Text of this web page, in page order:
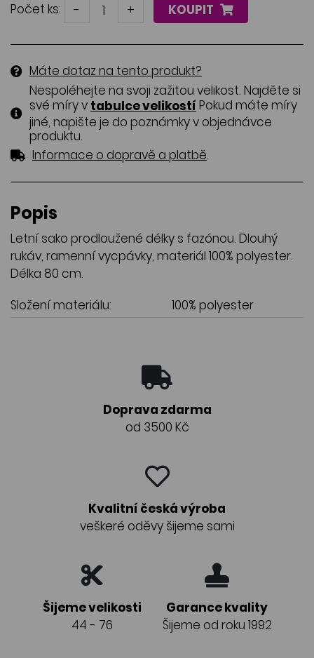
Počet ks: - + KOUPIT
Máte dotaz na tento produkt?
Nespoléhejte na svoji zažitou velikost. Najděte si
své míry v tabulce velikostí Pokud máte míry
jiné, napište je do poznámky v objednávce
produktu.
Informace o dopravě a platbě.
Popis
Letní sako prodloužené délky s fazónou. Dlouhý
rukáv, ramenní vycpávky, materiál 100% polyester.
Délka 80 cm.
Složení materiálu:
100% polyester
Doprava zdarma
od 3500 Kč
Kvalitní česká výroba
veškeré oděvy šijeme sami
Šijeme velikosti
44 - 76
Garance kvality
Šijeme od roku 1992